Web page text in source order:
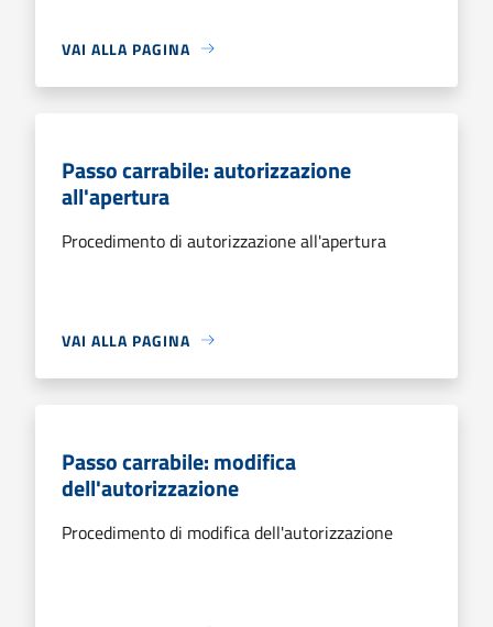
VAI ALLA PAGINA
Passo carrabile: autorizzazione
all'apertura
Procedimento di autorizzazione all'apertura
VAI ALLA PAGINA
Passo carrabile: modifica
dell'autorizzazione
Procedimento di modifica dell'autorizzazione